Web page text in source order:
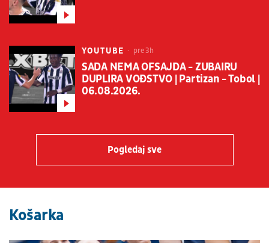
YOUTUBE pre 3h
SADA NEMA OFSAJDA - ZUBAIRU
DUPLIRA VOĐSTVO | Partizan - Tobol |
06.08.2026.
Pogledaj sve
Košarka